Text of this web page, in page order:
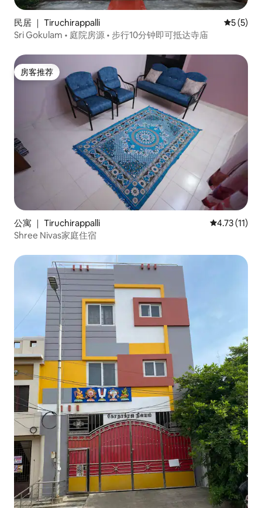
民居 ｜ Tiruchirappalli 平均评分
5 (5)
Sri Gokulam • 庭院房源 • 步行10分钟即可抵达寺庙
房客推荐
房客推荐
公寓 ｜ Tiruchirappalli 平均评分
4.73 (11)
Shree Nivas家庭住宿